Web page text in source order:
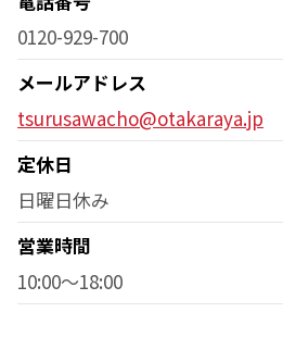
0120-929-700
メールアドレス
tsurusawacho@otakaraya.jp
定休日
日曜日休み
営業時間
10:00～18:00